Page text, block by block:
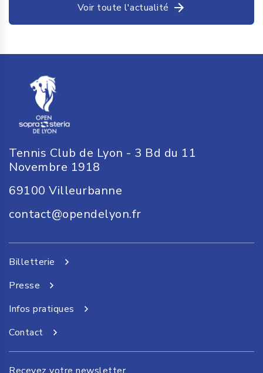
Voir toute l'actualité
Tennis Club de Lyon - 3 Bd du 11
Novembre 1918
69100 Villeurbanne
contact@opendelyon.fr
Billetterie
Presse
Infos pratiques
Contact